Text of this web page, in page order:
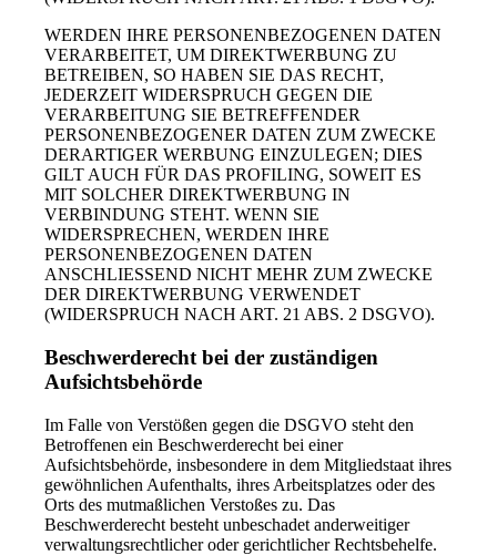
WERDEN IHRE PERSONENBEZOGENEN DATEN
VERARBEITET, UM DIREKTWERBUNG ZU
BETREIBEN, SO HABEN SIE DAS RECHT,
JEDERZEIT WIDERSPRUCH GEGEN DIE
VERARBEITUNG SIE BETREFFENDER
PERSONENBEZOGENER DATEN ZUM ZWECKE
DERARTIGER WERBUNG EINZULEGEN; DIES
GILT AUCH FÜR DAS PROFILING, SOWEIT ES
MIT SOLCHER DIREKTWERBUNG IN
VERBINDUNG STEHT. WENN SIE
WIDERSPRECHEN, WERDEN IHRE
PERSONENBEZOGENEN DATEN
ANSCHLIESSEND NICHT MEHR ZUM ZWECKE
DER DIREKTWERBUNG VERWENDET
(WIDERSPRUCH NACH ART. 21 ABS. 2 DSGVO).
Beschwerde­recht bei der zuständigen
Aufsichts­behörde
Im Falle von Verstößen gegen die DSGVO steht den
Betroffenen ein Beschwerderecht bei einer
Aufsichtsbehörde, insbesondere in dem Mitgliedstaat ihres
gewöhnlichen Aufenthalts, ihres Arbeitsplatzes oder des
Orts des mutmaßlichen Verstoßes zu. Das
Beschwerderecht besteht unbeschadet anderweitiger
verwaltungsrechtlicher oder gerichtlicher Rechtsbehelfe.